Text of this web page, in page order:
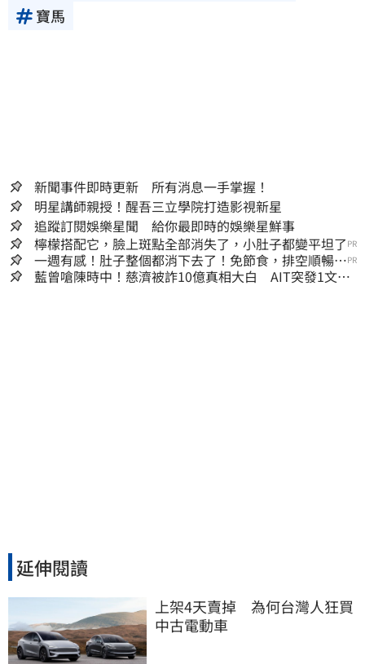
寶馬
新聞事件即時更新 所有消息一手掌握！
明星講師親授！醒吾三立學院打造影視新星
追蹤訂閱娛樂星聞 給你最即時的娛樂星鮮事
檸檬搭配它，臉上斑點全部消失了，小肚子都變平坦了 PR
一週有感！肚子整個都消下去了！免節食，排空順暢就
夠
PR
藍曾嗆陳時中！慈濟被詐10億真相大白 AIT突發1文酸
延伸閱讀
上架4天賣掉　為何台灣人狂買
中古電動車